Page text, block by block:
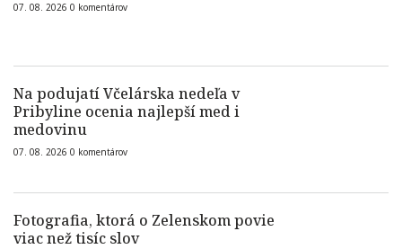
07. 08. 2026 0 komentárov
Na podujatí Včelárska nedeľa v
Pribyline ocenia najlepší med i
medovinu
07. 08. 2026 0 komentárov
Fotografia, ktorá o Zelenskom povie
viac než tisíc slov